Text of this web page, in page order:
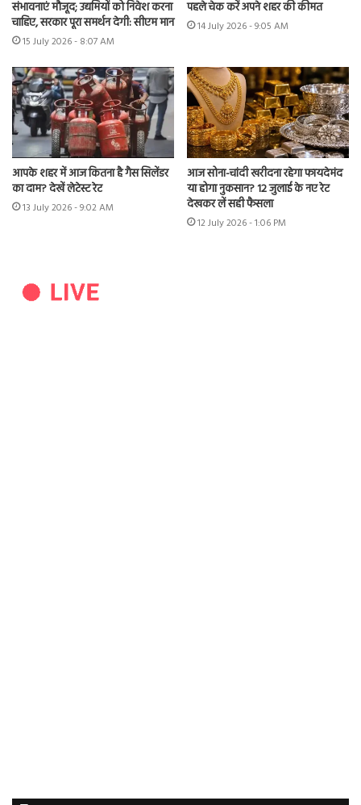
संभावनाएं मौजूद; उद्यमियों को निवेश करना
चाहिए, सरकार पूरा समर्थन देगी: सीएम मान
15 July 2026 - 8:07 AM
पहले चेक करें अपने शहर की कीमत
14 July 2026 - 9:05 AM
आपके शहर में आज कितना है गैस सिलेंडर
का दाम? देखें लेटेस्ट रेट
13 July 2026 - 9:02 AM
आज सोना-चांदी खरीदना रहेगा फायदेमंद
या होगा नुकसान? 12 जुलाई के नए रेट
देखकर लें सही फैसला
12 July 2026 - 1:06 PM